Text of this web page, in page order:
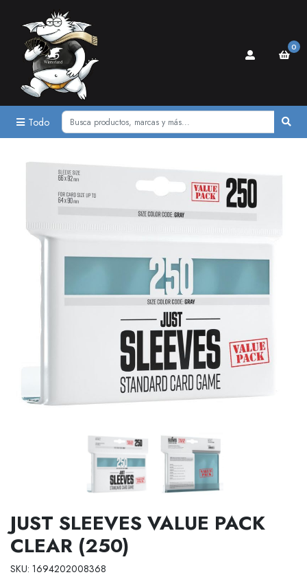
Todo
0
JUST SLEEVES VALUE PACK
CLEAR (250)
SKU: 1694202008368